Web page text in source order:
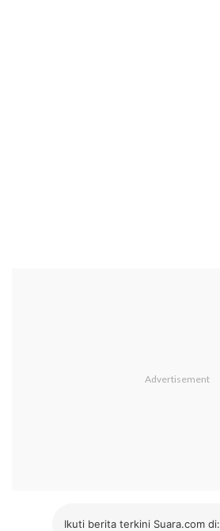
Ikuti berita terkini Suara.com di: